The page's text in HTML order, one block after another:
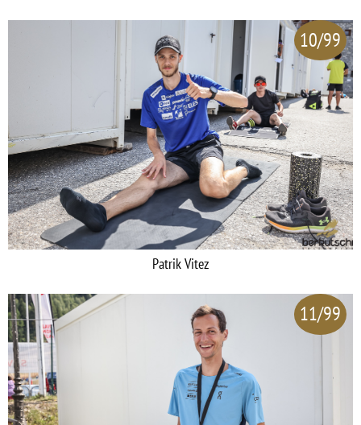
10/99
Patrik Vitez
11/99